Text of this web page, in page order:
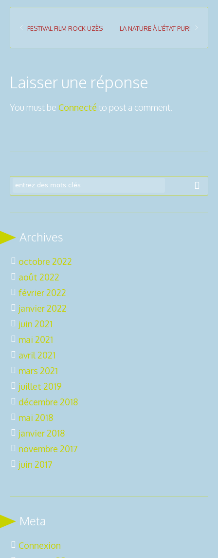
LA NATURE À L’ÉTAT PUR!
FESTIVAL FILM ROCK UZÈS
Laisser une réponse
You must be Connecté to post a comment.
Archives
octobre 2022
août 2022
février 2022
janvier 2022
juin 2021
mai 2021
avril 2021
mars 2021
juillet 2019
décembre 2018
mai 2018
janvier 2018
novembre 2017
juin 2017
Meta
Connexion